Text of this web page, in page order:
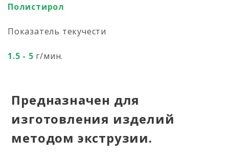
Полистирол
Показатель текучести
1.5 - 5 г/мин.
Предназначен для
изготовления изделий
методом экструзии.